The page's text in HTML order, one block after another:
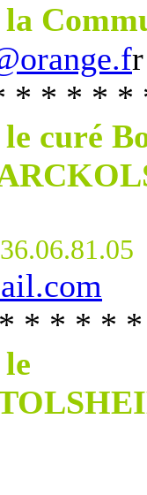
r
* * * * *
curé
* * * *